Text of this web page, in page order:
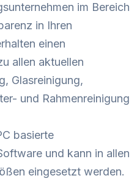
im Bereich
in Ihren
einen
allen aktuellen
Glasreinigung,
und Rahmenreinigung
basierte
und kann in allen
eingesetzt werden.